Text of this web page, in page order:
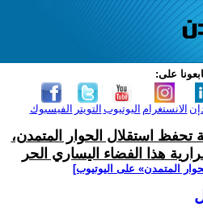
على:
الفيسبوك التويتر اليوتيوب الانستغرام
تحفظ استقلال الحوار المتمدن،
هذا الفضاء اليساري الحر
المتمدن» على اليوتيوب]